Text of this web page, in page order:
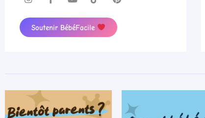
Soutenir BébéFacile